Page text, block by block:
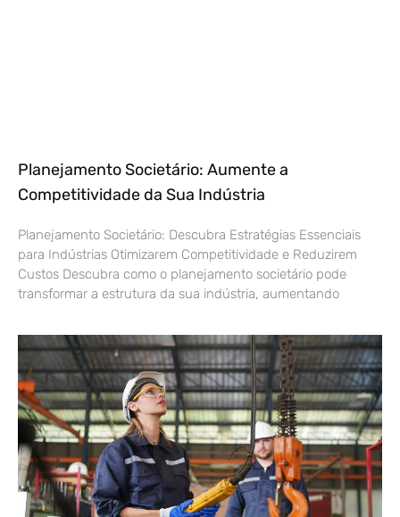
Planejamento Societário: Aumente a
Competitividade da Sua Indústria
Planejamento Societário: Descubra Estratégias Essenciais
para Indústrias Otimizarem Competitividade e Reduzirem
Custos Descubra como o planejamento societário pode
transformar a estrutura da sua indústria, aumentando